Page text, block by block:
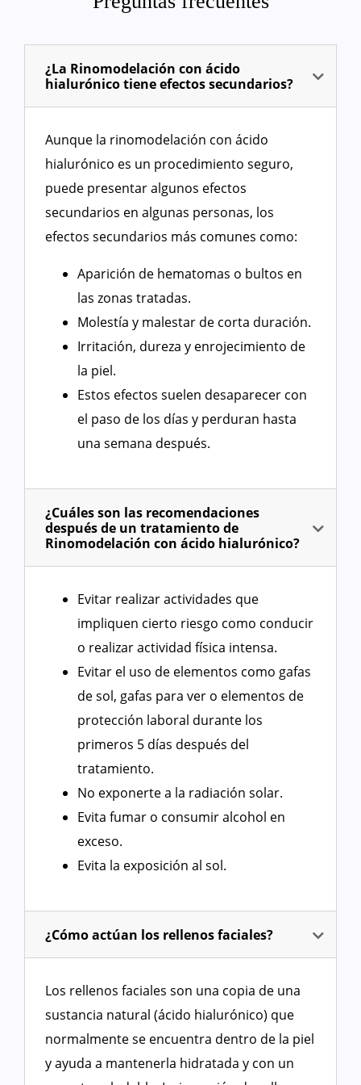
¿La Rinomodelación con ácido
hialurónico tiene efectos secundarios?
Aunque la rinomodelación con ácido
hialurónico es un procedimiento seguro,
puede presentar algunos efectos
secundarios en algunas personas, los
efectos secundarios más comunes como:
Aparición de hematomas o bultos en
las zonas tratadas.
Molestía y malestar de corta duración.
Irritación, dureza y enrojecimiento de
la piel.
Estos efectos suelen desaparecer con
el paso de los días y perduran hasta
una semana después.
¿Cuáles son las recomendaciones
después de un tratamiento de
Rinomodelación con ácido hialurónico?
Evitar realizar actividades que
impliquen cierto riesgo como conducir
o realizar actividad física intensa.
Evitar el uso de elementos como gafas
de sol, gafas para ver o elementos de
protección laboral durante los
primeros 5 días después del
tratamiento.
No exponerte a la radiación solar.
Evita fumar o consumir alcohol en
exceso.
Evita la exposición al sol.
¿Cómo actúan los rellenos faciales?
Los rellenos faciales son una copia de una
sustancia natural (ácido hialurónico) que
normalmente se encuentra dentro de la piel
y ayuda a mantenerla hidratada y con un